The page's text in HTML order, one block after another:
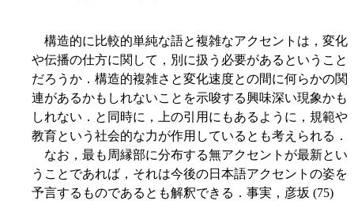
構造的に比較的単純な語と複雑なアクセントは，変化
や伝播の仕方に関して，別に扱う必要があるということ
だろうか．構造的複雑さと変化速度との間に何らかの関
連があるかもしれないことを示唆する興味深い現象かも
しれない．と同時に，上の引用にもあるように，規範や
教育という社会的な力が作用しているとも考えられる．
なお，最も周縁部に分布する無アクセントが最新とい
うことであれば，それは今後の日本語アクセントの姿を
予言するものであるとも解釈できる．事実，彦坂 (75)